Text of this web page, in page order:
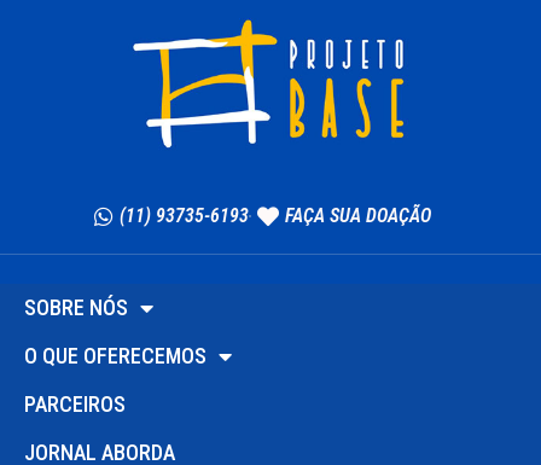
(11) 93735-6193 FAÇA SUA DOAÇÃO
SOBRE NÓS
O QUE OFERECEMOS
PARCEIROS
JORNAL ABORDA